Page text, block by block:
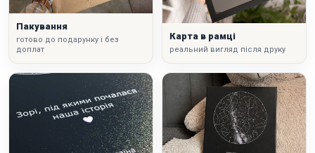
Пакування
готово до подарунку і без
доплат
Карта в рамці
реальний вигляд після друку